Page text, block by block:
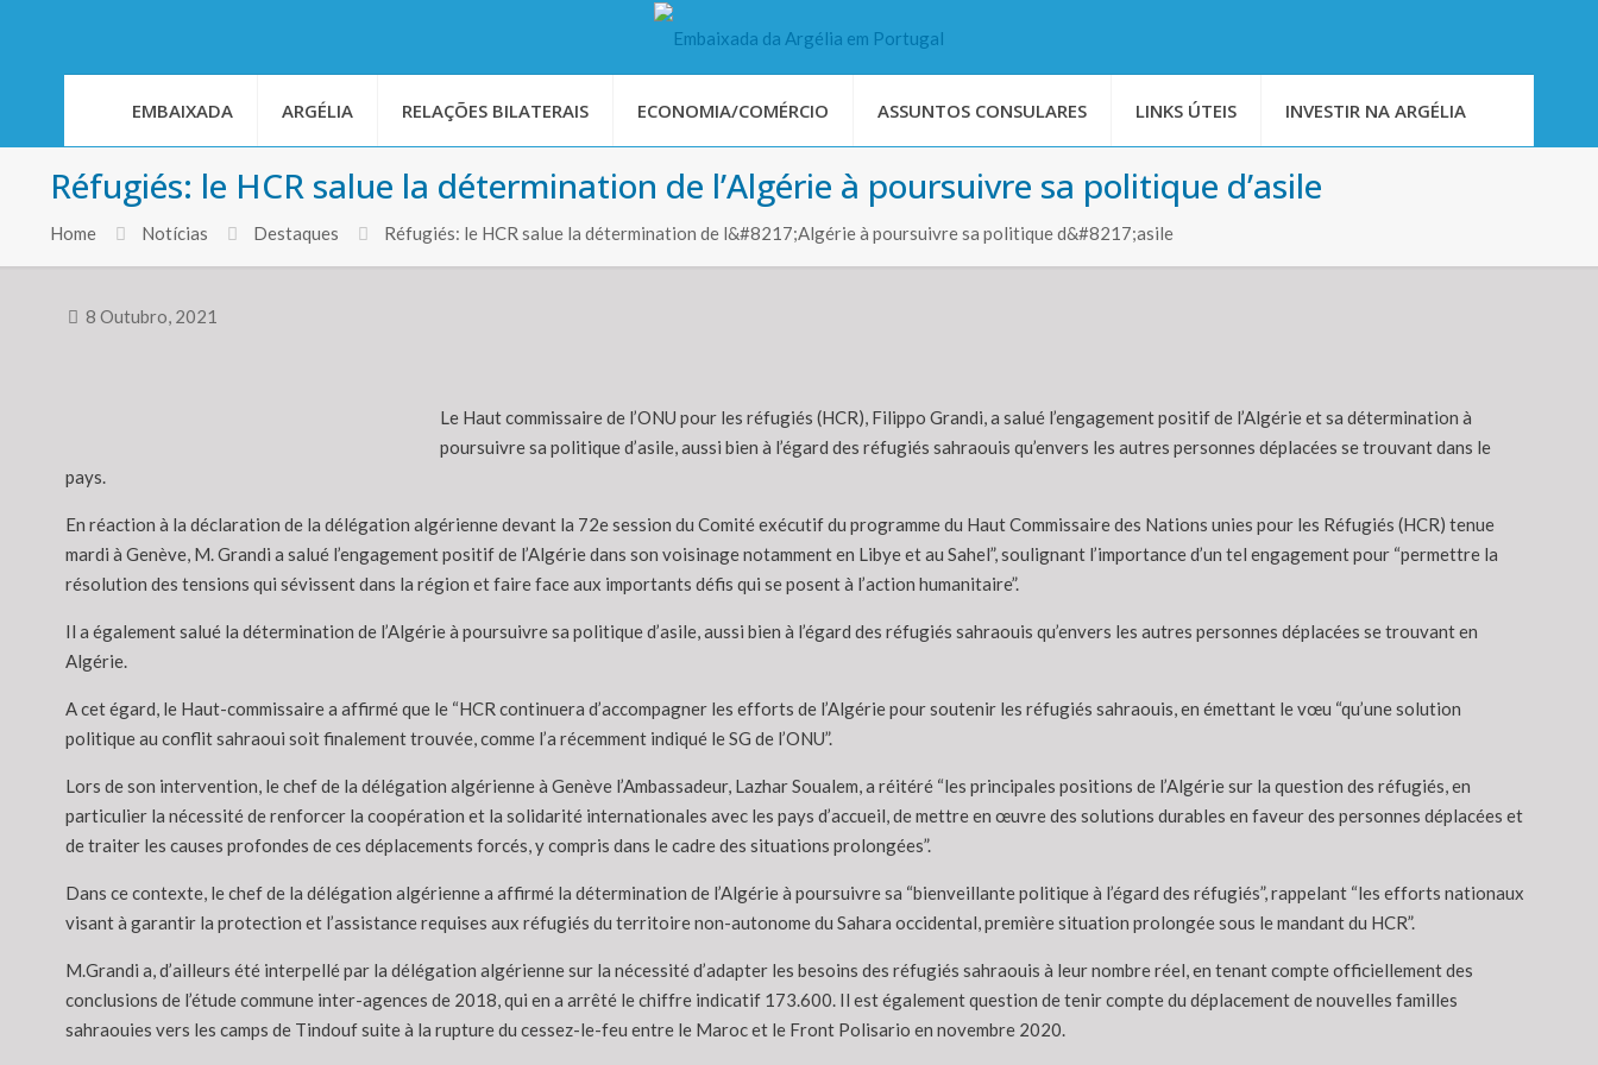
EMBAIXADA ARGÉLIA RELAÇÕES BILATERAIS ECONOMIA/COMÉRCIO ASSUNTOS CONSULARES LINKS ÚTEIS INVESTIR NA ARGÉLIA
Réfugiés: le HCR salue la détermination de l’Algérie à poursuivre sa politique d’asile
Home Notícias Destaques Réfugiés: le HCR salue la détermination de l&#8217;Algérie à poursuivre sa politique d&#8217;asile
8 Outubro, 2021
Le Haut commissaire de l’ONU pour les réfugiés (HCR), Filippo Grandi, a salué l’engagement positif de l’Algérie et sa détermination à
poursuivre sa politique d’asile, aussi bien à l’égard des réfugiés sahraouis qu’envers les autres personnes déplacées se trouvant dans le
pays.
En réaction à la déclaration de la délégation algérienne devant la 72e session du Comité exécutif du programme du Haut Commissaire des Nations unies pour les Réfugiés (HCR) tenue
mardi à Genève, M. Grandi a salué l’engagement positif de l’Algérie dans son voisinage notamment en Libye et au Sahel”, soulignant l’importance d’un tel engagement pour “permettre la
résolution des tensions qui sévissent dans la région et faire face aux importants défis qui se posent à l’action humanitaire”.
Il a également salué la détermination de l’Algérie à poursuivre sa politique d’asile, aussi bien à l’égard des réfugiés sahraouis qu’envers les autres personnes déplacées se trouvant en
Algérie.
A cet égard, le Haut-commissaire a affirmé que le “HCR continuera d’accompagner les efforts de l’Algérie pour soutenir les réfugiés sahraouis, en émettant le vœu “qu’une solution
politique au conflit sahraoui soit finalement trouvée, comme l’a récemment indiqué le SG de l’ONU”.
Lors de son intervention, le chef de la délégation algérienne à Genève l’Ambassadeur, Lazhar Soualem, a réitéré “les principales positions de l’Algérie sur la question des réfugiés, en
particulier la nécessité de renforcer la coopération et la solidarité internationales avec les pays d’accueil, de mettre en œuvre des solutions durables en faveur des personnes déplacées et
de traiter les causes profondes de ces déplacements forcés, y compris dans le cadre des situations prolongées”.
Dans ce contexte, le chef de la délégation algérienne a affirmé la détermination de l’Algérie à poursuivre sa “bienveillante politique à l’égard des réfugiés”, rappelant “les efforts nationaux
visant à garantir la protection et l’assistance requises aux réfugiés du territoire non-autonome du Sahara occidental, première situation prolongée sous le mandant du HCR”.
M.Grandi a, d’ailleurs été interpellé par la délégation algérienne sur la nécessité d’adapter les besoins des réfugiés sahraouis à leur nombre réel, en tenant compte officiellement des
conclusions de l’étude commune inter-agences de 2018, qui en a arrêté le chiffre indicatif 173.600. Il est également question de tenir compte du déplacement de nouvelles familles
sahraouies vers les camps de Tindouf suite à la rupture du cessez-le-feu entre le Maroc et le Front Polisario en novembre 2020.